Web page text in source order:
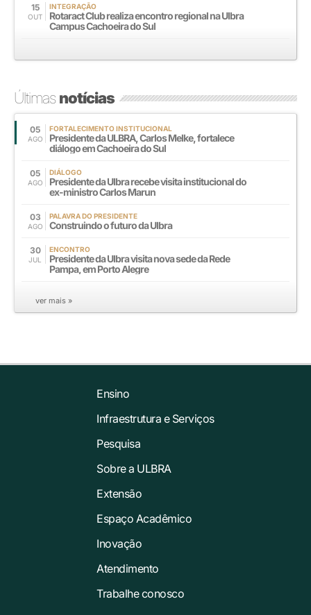
15
OUT
INTEGRAÇÃO
Rotaract Club realiza encontro regional na Ulbra
Campus Cachoeira do Sul
Últimasnotícias
05
AGO
FORTALECIMENTO INSTITUCIONAL
Presidente da ULBRA, Carlos Melke, fortalece
diálogo em Cachoeira do Sul
05
AGO
DIÁLOGO
Presidente da Ulbra recebe visita institucional do
ex-ministro Carlos Marun
03
AGO
PALAVRA DO PRESIDENTE
Construindo o futuro da Ulbra
30
JUL
ENCONTRO
Presidente da Ulbra visita nova sede da Rede
Pampa, em Porto Alegre
ver mais »
Ensino
Infraestrutura e Serviços
Pesquisa
Sobre a ULBRA
Extensão
Espaço Acadêmico
Inovação
Atendimento
Trabalhe conosco